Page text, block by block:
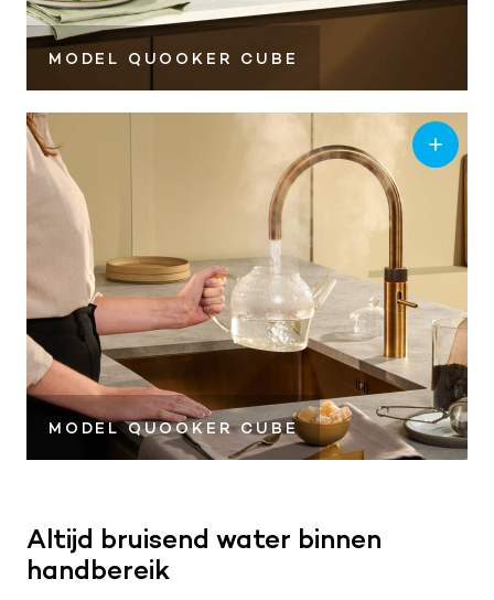
MODEL QUOOKER CUBE
MODEL QUOOKER CUBE
Altijd bruisend water binnen
handbereik